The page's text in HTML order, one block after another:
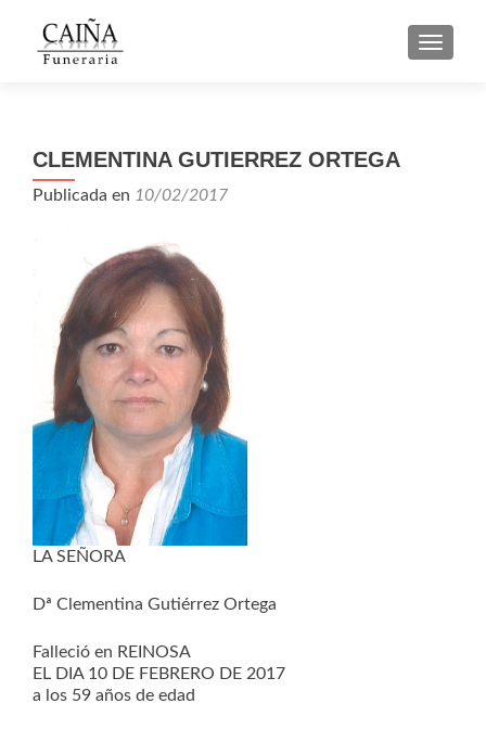
CLEMENTINA GUTIERREZ ORTEGA
Publicada en 10/02/2017
LA SEÑORA
Dª Clementina Gutiérrez Ortega
Falleció en REINOSA
EL DIA 10 DE FEBRERO DE 2017
a los 59 años de edad